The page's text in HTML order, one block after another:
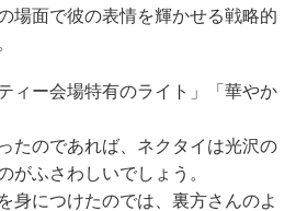
場面で彼の表情を輝かせる戦略的
ィー会場特有のライト」「華やか
たのであれば、ネクタイは光沢の
がふさわしいでしょう。
身につけたのでは、裏方さんのよ